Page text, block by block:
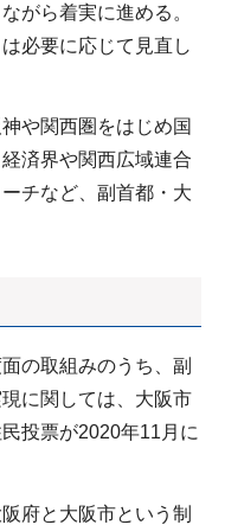
がら着実に進める。
必要に応じて見直し
や関西圏をはじめ国
済界や関西広域連合
チなど、副首都・大
の取組みのうち、副
に関しては、大阪市
投票が2020年11月に
府と大阪市という制